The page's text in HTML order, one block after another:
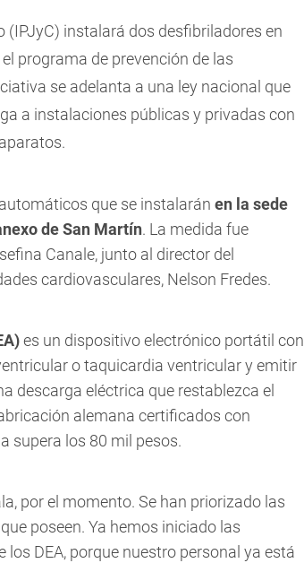
instalará dos desfibriladores en
programa de prevención de las
se adelanta a una ley nacional que
a instalaciones públicas y privadas con
que se instalarán en la sede
de San Martín. La medida fue
Canale, junto al director del
cardiovasculares, Nelson Fredes.
es un dispositivo electrónico portátil con
o taquicardia ventricular y emitir
descarga eléctrica que restablezca el
alemana certificados con
supera los 80 mil pesos.
por el momento. Se han priorizado las
poseen. Ya hemos iniciado las
DEA, porque nuestro personal ya está